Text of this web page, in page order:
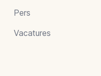
Pers
Vacatures